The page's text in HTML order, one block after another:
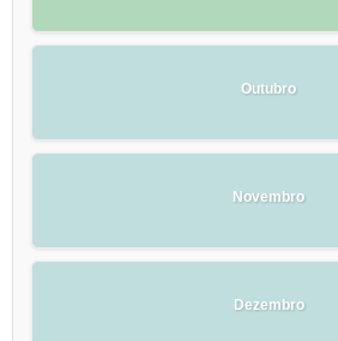
Outubro
Novembro
Dezembro